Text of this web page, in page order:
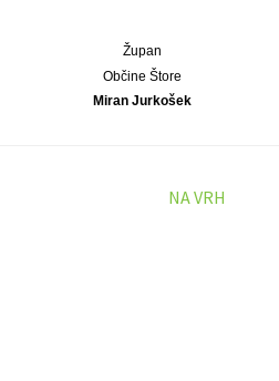
Župan
Občine Štore
Miran Jurkošek
NA VRH